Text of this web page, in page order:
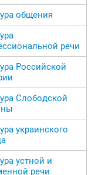
общения
речи
Российской
Слободской
украинского
устной и
речи